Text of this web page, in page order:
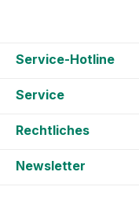
Service-Hotline
Service
Rechtliches
Newsletter